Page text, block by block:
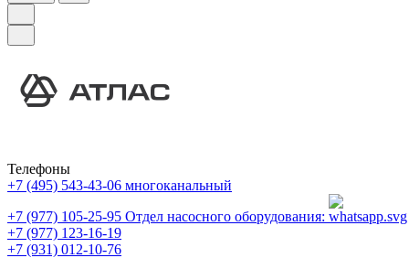
Телефоны
+7 (495) 543-43-06 многоканальный
+7 (977) 105-25-95 Отдел насосного оборудования:
+7 (977) 123-16-19
+7 (931) 012-10-76